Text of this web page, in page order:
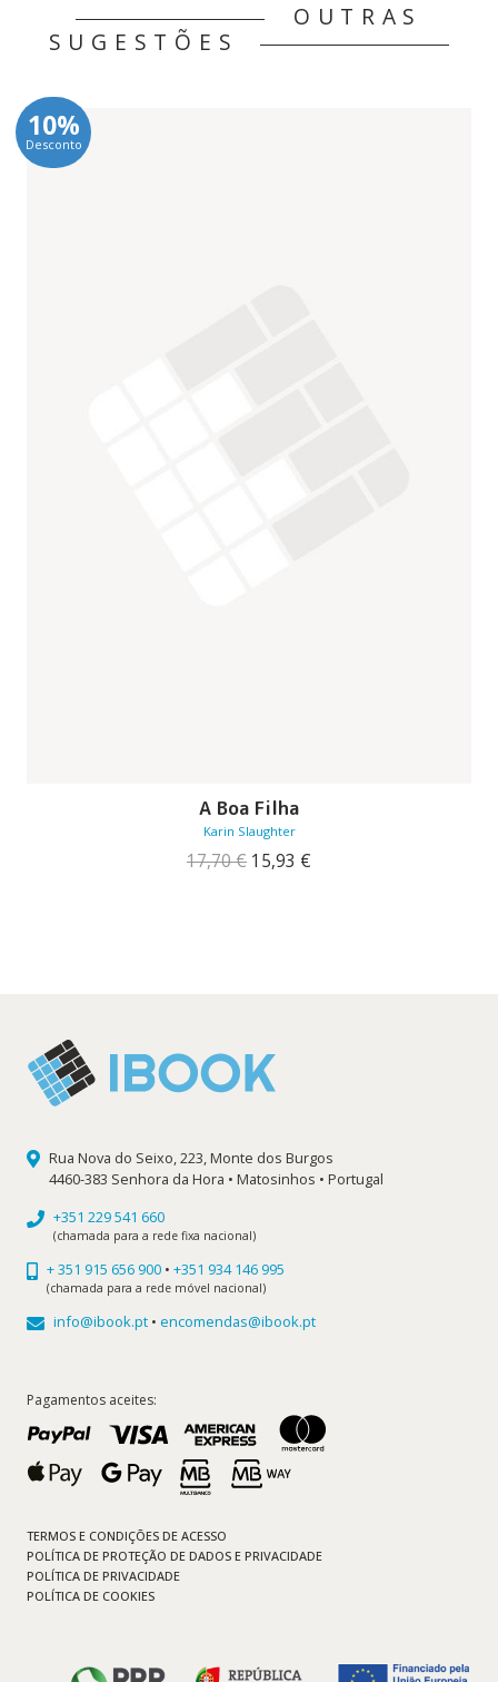
OUTRAS
SUGESTÕES
10%
Desconto
A Boa Filha
Karin Slaughter
17,70€ O
15,93 €
Rua Nova do Seixo, 223, Monte dos Burgos
4460-383 Senhora da Hora • Matosinhos • Portugal
+351 229 541 660
(chamada para a rede fixa nacional)
+ 351 915 656 900 • +351 934 146 995
(chamada para a rede móvel nacional)
info@ibook.pt • encomendas@ibook.pt
Pagamentos aceites:
TERMOS E CONDIÇÕES DE ACESSO
POLÍTICA DE PROTEÇÃO DE DADOS E PRIVACIDADE
POLÍTICA DE PRIVACIDADE
POLÍTICA DE COOKIES